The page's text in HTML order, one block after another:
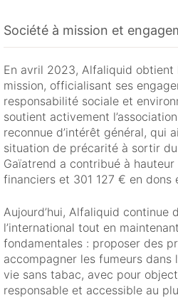
Société à mission et
En avril 2023, Alfaliquid
mission, officialisant ses
responsabilité sociale et
soutient activement
reconnue d’intérêt général, qui
situation de précarité à sortir
Gaïatrend a contribué à
financiers et 301 127 € en dons
Aujourd’hui, Alfaliquid continue
l’international tout en
fondamentales : proposer des
accompagner les fumeurs dans
vie sans tabac, avec pour
responsable et accessible au